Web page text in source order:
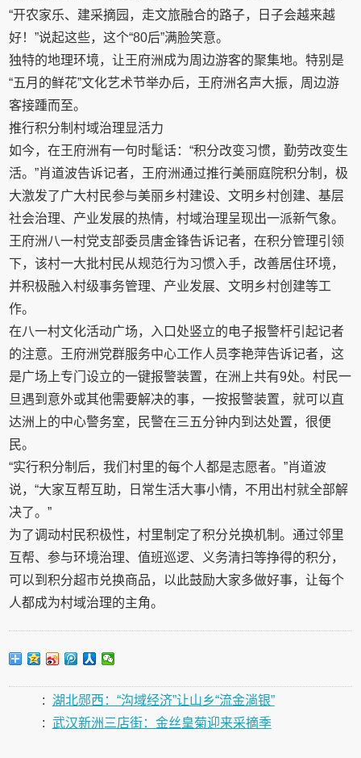
“开农家乐、建采摘园，走文旅融合的路子，日子会越来越
好！”说起这些，这个“80后”满脸笑意。
独特的地理环境，让王府洲成为周边游客的聚集地。特别是
“五月的鲜花”文化艺术节举办后，王府洲名声大振，周边游
客接踵而至。
推行积分制村域治理显活力
如今，在王府洲有一句时髦话：“积分改变习惯，勤劳改变生
活。”肖道波告诉记者，王府洲通过推行美丽庭院积分制，极
大激发了广大村民参与美丽乡村建设、文明乡村创建、基层
社会治理、产业发展的热情，村域治理呈现出一派新气象。
王府洲八一村党支部委员唐金锋告诉记者，在积分管理引领
下，该村一大批村民从规范行为习惯入手，改善居住环境，
并积极融入村级事务管理、产业发展、文明乡村创建等工
作。
在八一村文化活动广场，入口处竖立的电子报警杆引起记者
的注意。王府洲党群服务中心工作人员李艳萍告诉记者，这
是广场上专门设立的一键报警装置，在洲上共有9处。村民一
旦遇到意外或其他需要解决的事，一按报警装置，就可以直
达洲上的中心警务室，民警在三五分钟内到达处置，很便
民。
“实行积分制后，我们村里的每个人都是志愿者。”肖道波
说，“大家互帮互助，日常生活大事小情，不用出村就全部解
决了。”
为了调动村民积极性，村里制定了积分兑换机制。通过邻里
互帮、参与环境治理、值班巡逻、义务清扫等挣得的积分，
可以到积分超市兑换商品，以此鼓励大家多做好事，让每个
人都成为村域治理的主角。
: 湖北郧西：“沟域经济”让山乡“流金淌银”
: 武汉新洲三店街：金丝皇菊迎来采摘季